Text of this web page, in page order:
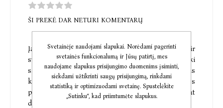
ŠI PREKĖ DAR NETURI KOMENTARŲ
Įamžinkite gražiausias, įsimintiniausias ir
svarbiausias akimirkas nuo nėštumo pradžios iki
savo mažylio pirmojo gimtadienio. Įdomūs ir taiklūs
klausimai leis sukurti išsamų ir linksmą jūsų šeimos
portretą, o žaismingų iliustratorių piešiniai nuolat
džiugins akis. Kad būtų ką prisiminti!
Svetainėje naudojami slapukai. Norėdami pagerinti
svetainės funkcionalumą ir Jūsų patirtį, mes
naudojame slapukus prisijungimo duomenims įsiminti,
siekdami užtikrinti saugų prisijungimą, rinkdami
statistiką ir optimizuodami svetainę. Spustelėkite
„Sutinku“, kad priimtumėte slapukus.